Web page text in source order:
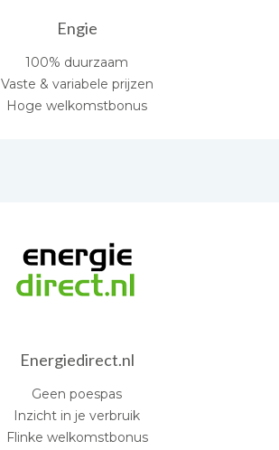
Engie
100% duurzaam
Vaste & variabele prijzen
Hoge welkomstbonus
Energiedirect.nl
Geen poespas
Inzicht in je verbruik
Flinke welkomstbonus